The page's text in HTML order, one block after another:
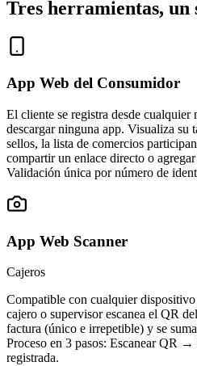
Tres herramientas, un
App Web del Consumidor
El cliente se registra desde cualquier
descargar ninguna app. Visualiza su
sellos, la lista de comercios
compartir un enlace directo o
Validación única por número de
App Web Scanner
Cajeros
Compatible con cualquier
cajero o supervisor escanea el QR
factura (único e irrepetible) y se
Proceso en 3 pasos: Escanear QR
registrada.